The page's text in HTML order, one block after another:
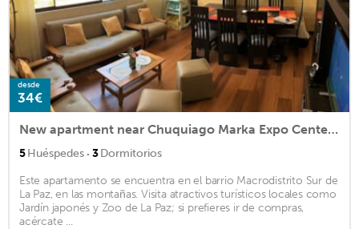
desde
34€
New apartment near Chuquiago Marka Expo Center and Las Cholas Park
5Huéspedes · 3Dormitorios
Este apartamento se encuentra en el barrio Macrodistrito Sur de
La Paz, en las montañas. Visita atractivos turísticos locales como
Jardín japonés y Zoo de La Paz; si prefieres ir de compras,
acércate ...